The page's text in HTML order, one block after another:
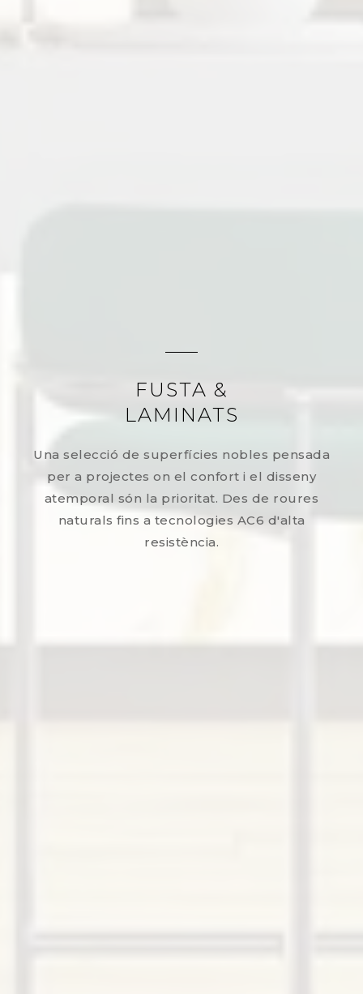
FUSTA &
LAMINATS
Una selecció de superfícies nobles pensada
per a projectes on el confort i el disseny
atemporal són la prioritat. Des de roures
naturals fins a tecnologies AC6 d'alta
resistència.